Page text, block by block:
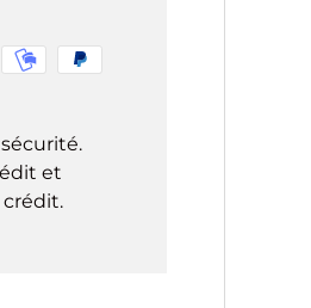
et
crédit.